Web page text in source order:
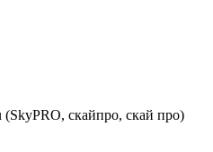
скайпро, скай про)